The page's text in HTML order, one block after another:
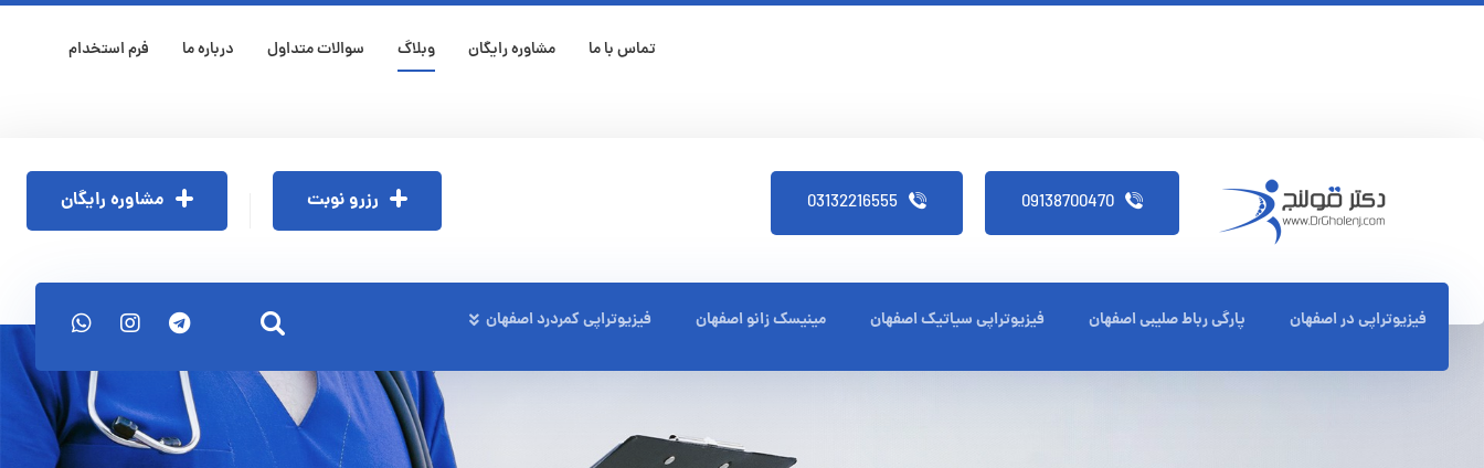
تماس با ما مشاوره رایگان وبلاگ سوالات متداول درباره ما فرم استخدام
09138700470
03132216555 مشاوره رایگان رزرو نوبت
فیزیوتراپی در اصفهان پارگی رباط صلیبی اصفهان فیزیوتراپی سیاتیک اصفهان مینیسک زانو اصفهان فیزیوتراپی کمردرد اصفهان